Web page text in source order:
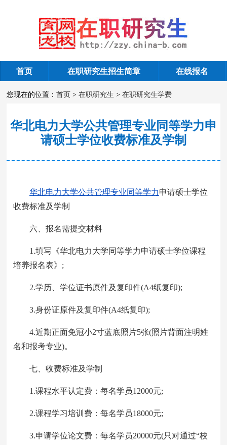
在职研究生学费
首页 在职研究生招生简章 在线报名
您现在的位置：首页 >在职研究生 >在职研究生学费
华北电力大学公共管理专业同等学力申
请硕士学位收费标准及学制
华北电力大学公共管理专业同等学力申请硕士学位
收费标准及学制
六、报名需提交材料
1.填写《华北电力大学同等学力申请硕士学位课程
培养报名表》;
2.学历、学位证书原件及复印件(A4纸复印);
3.身份证原件及复印件(A4纸复印);
4.近期正面免冠小2寸蓝底照片5张(照片背面注明姓
名和报考专业)。
七、收费标准及学制
1.课程水平认定费：每名学员12000元;
2.课程学习培训费：每名学员18000元;
3.申请学位论文费：每名学员20000元(只对通过“校